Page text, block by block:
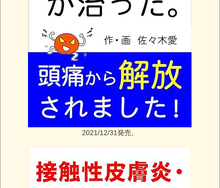
2021/12/31発売。